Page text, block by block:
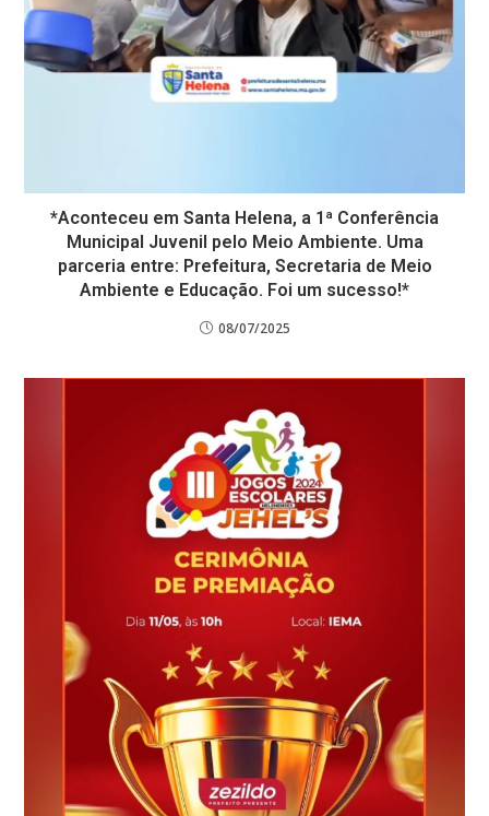
*Aconteceu em Santa Helena, a 1ª Conferência
Municipal Juvenil pelo Meio Ambiente. Uma
parceria entre: Prefeitura, Secretaria de Meio
Ambiente e Educação. Foi um sucesso!*
08/07/2025